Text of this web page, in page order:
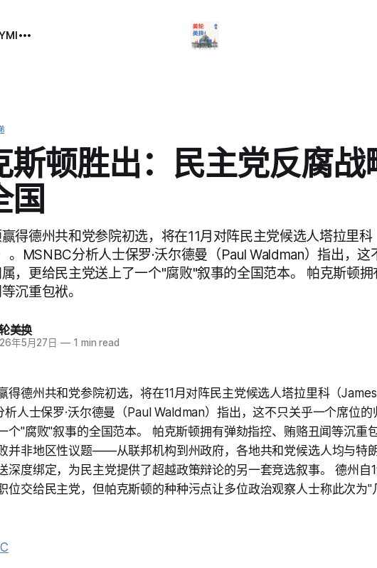
斯顿胜出：民主党反腐战
国
得德州共和党参院初选，将在11月对阵民主党候选人塔拉里
。MSNBC分析人士保罗·沃尔德曼（Paul Waldman）指出，这
，更给民主党送上了一个"腐败"叙事的全国范本。 帕克斯顿拥
沉重包袱。
美换
年5月27日 — 1 min read
得德州共和党参院初选，将在11月对阵民主党候选人塔拉里科（James
析人士保罗·沃尔德曼（Paul Waldman）指出，这不只关乎一个席位
个"腐败"叙事的全国范本。 帕克斯顿拥有弹劾指控、贿赂丑闻等沉重
并非地区性议题——从联邦机构到州政府，各地共和党候选人均与特
深度绑定，为民主党提供了超越政策辩论的另一套竞选叙事。 德州自
位交给民主党，但帕克斯顿的种种污点让多位政治观察人士称此次为"